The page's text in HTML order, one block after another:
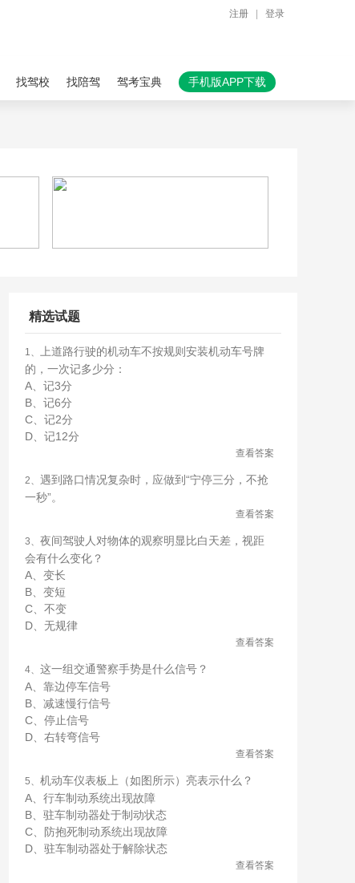
注册 登录
找驾校 找陪驾 驾考宝典 手机版APP下载
精选试题
1、
上道路行驶的机动车不按规则安装机动车号牌
的，一次记多少分：
A、记3分
B、记6分
C、记2分
D、记12分
查看答案
2、 遇到路口情况复杂时，应做到“宁停三分，不抢
一秒”。
查看答案
3、 夜间驾驶人对物体的观察明显比白天差，视距
会有什么变化？
A、变长
B、变短
C、不变
D、无规律
查看答案
4、 这一组交通警察手势是什么信号？
A、靠边停车信号
B、减速慢行信号
C、停止信号
D、右转弯信号
查看答案
5、 机动车仪表板上（如图所示）亮表示什么？
A、行车制动系统出现故障
B、驻车制动器处于制动状态
C、防抱死制动系统出现故障
D、驻车制动器处于解除状态
查看答案